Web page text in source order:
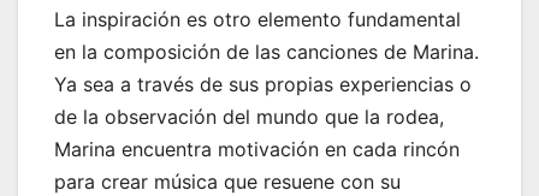
La inspiración es otro elemento fundamental
en la composición de las canciones de Marina.
Ya sea a través de sus propias experiencias o
de la observación del mundo que la rodea,
Marina encuentra motivación en cada rincón
para crear música que resuene con su